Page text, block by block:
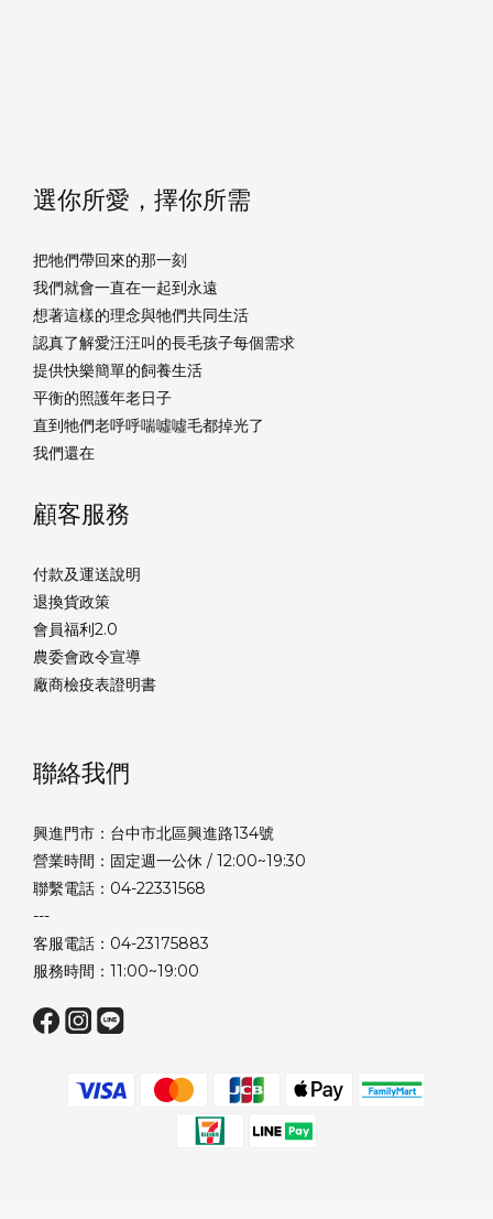
選你所愛，擇你所需
把牠們帶回來的那一刻
我們就會一直在一起到永遠
想著這樣的理念與牠們共同生活
認真了解愛汪汪叫的長毛孩子每個需求
提供快樂簡單的飼養生活
平衡的照護年老日子
直到牠們老呼呼喘噓噓毛都掉光了
我們還在
顧客服務
付款及運送說明
退換貨政策
會員福利2.0
農委會政令宣導
廠商檢疫表證明書
聯絡我們
興進門市：台中市北區興進路134號
營業時間：固定週一公休 / 12:00~19:30
聯繫電話：04-22331568
---
客服電話：04-23175883
服務時間：11:00~19:00